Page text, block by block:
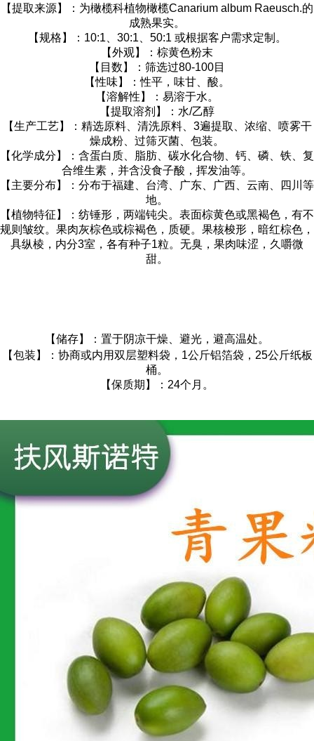
【提取来源】：为橄榄科植物橄榄Canarium album Raeusch.的
成熟果实。
【规格】：10:1、30:1、50:1 或根据客户需求定制。
【外观】：棕黄色粉末
【目数】：筛选过80-100目
【性味】：性平，味甘、酸。
【溶解性】：易溶于水。
【提取溶剂】：水/乙醇
【生产工艺】：精选原料、清洗原料、3遍提取、浓缩、喷雾干
燥成粉、过筛灭菌、包装。
【化学成分】：含蛋白质、脂肪、碳水化合物、钙、磷、铁、复
合维生素，并含没食子酸，挥发油等。
【主要分布】：分布于福建、台湾、广东、广西、云南、四川等
地。
【植物特征】：纺锤形，两端钝尖。表面棕黄色或黑褐色，有不
规则皱纹。果肉灰棕色或棕褐色，质硬。果核梭形，暗红棕色，
具纵棱，内分3室，各有种子1粒。无臭，果肉味涩，久嚼微
甜。
【储存】：置于阴凉干燥、避光，避高温处。
【包装】：协商或内用双层塑料袋，1公斤铝箔袋，25公斤纸板
桶。
【保质期】：24个月。